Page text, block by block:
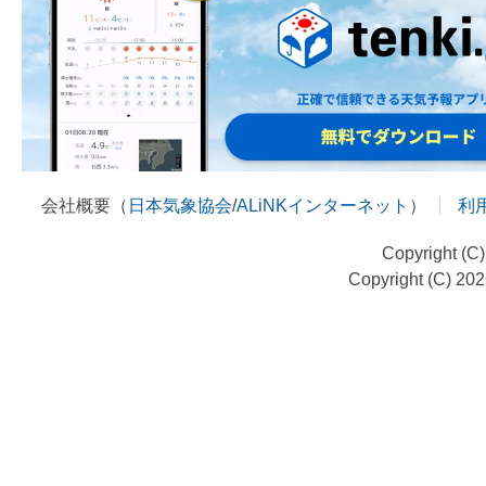
会社概要（ 日本気象協会/ALiNKインターネット ） 利
Copyright
Copyright (C)